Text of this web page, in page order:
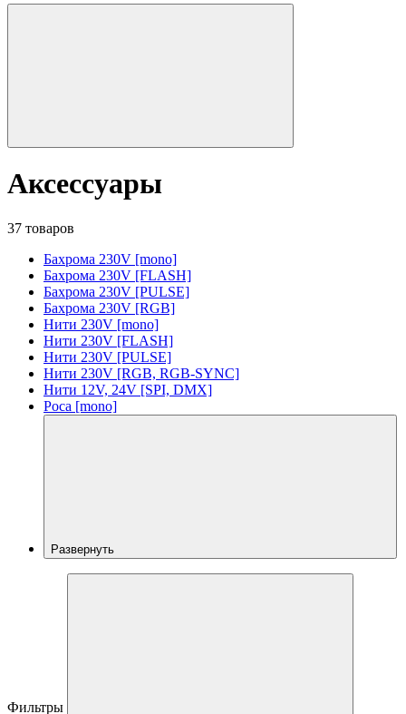
Аксессуары
37 товаров
Бахрома 230V [mono]
Бахрома 230V [FLASH]
Бахрома 230V [PULSE]
Бахрома 230V [RGB]
Нити 230V [mono]
Нити 230V [FLASH]
Нити 230V [PULSE]
Нити 230V [RGB, RGB-SYNC]
Нити 12V, 24V [SPI, DMX]
Роса [mono]
Развернуть
Фильтры